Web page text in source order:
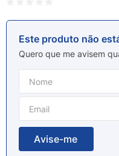
Este produto não
Quero que me avisem
7º
8º